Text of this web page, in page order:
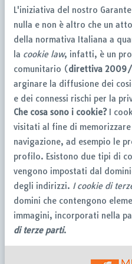
L'iniziativa del nostro
nulla e non è altro che un
della normativa Italiana a
la cookie law, infatti, è un
comunitario (direttiva
arginare la diffusione dei
e dei connessi rischi per la
Che cosa sono i cookie? I
visitati al fine di
navigazione, ad esempio le
profilo. Esistono due tipi di
vengono impostati dal
degli indirizzi. I cookie di
domini che contengono
immagini, incorporati nella
di terze parti.